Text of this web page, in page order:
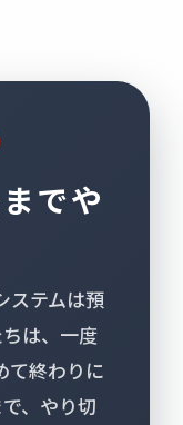
でや
ステムは預
は、一度
て終わりに
、やり切